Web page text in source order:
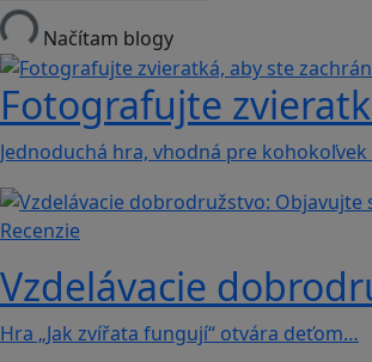
Načítam blogy
Fotografujte
Jednoduchá hra, vhodná pre
Recenzie
Vzdelávacie
Hra „Jak zvířata fungují“ otvára deťom…